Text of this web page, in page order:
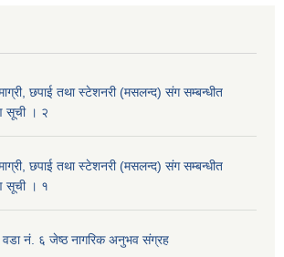
छपाई तथा स्टेशनरी (मसलन्द) संग सम्बन्धीत
सूची । २
छपाई तथा स्टेशनरी (मसलन्द) संग सम्बन्धीत
सूची । १
वडा नं. ६ जेष्ठ नागरिक अनुभव संग्रह